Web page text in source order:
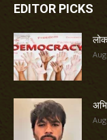
EDITOR PICKS